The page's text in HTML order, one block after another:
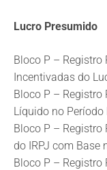
Lucro Presumido
Bloco P – Registro
Incentivadas do
Bloco P –
Líquido no Período
Bloco P – Registro
do IRPJ com Base
Bloco P – Registro